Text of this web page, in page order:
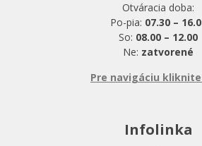
Otváracia doba:
Po-pia: 07.30 –
So: 08.00 – 12.00
Ne: zatvorené
Pre navigáciu
Infolinka